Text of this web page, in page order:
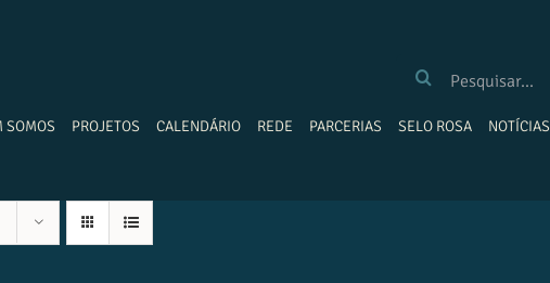
RESULTADOS
SOMOS PROJETOS CALENDÁRIO REDE PARCERIAS SELO ROSA NOTÍCIAS